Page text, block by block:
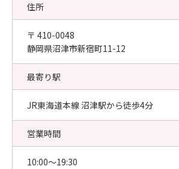
住所
〒 410-0048
静岡県沼津市新宿町11-12
最寄り駅
JR東海道本線 沼津駅から徒歩4分
営業時間
10:00〜19:30